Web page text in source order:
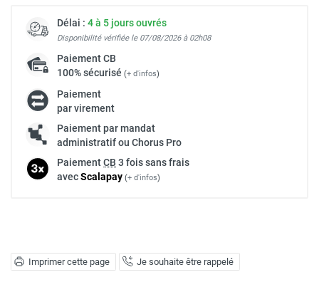
Imprimer cette page Je souhaite être rappelé
Délai : 4 à 5 jours ouvrés
Disponibilité vérifiée le 07/08/2026 à 02h08
PaiementCB
100% sécurisé (+ d'infos)
Paiement
par virement
Paiement par mandat
administratif ou Chorus Pro
PaiementCB 3 fois sans frais
avecScalapay (+ d'infos)